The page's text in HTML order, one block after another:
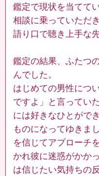
鑑定で現状を当てて
相談に乗っていただ
語り口で聴き上手な
鑑定の結果、ふたつ
んでした。
はじめての男性につ
ですよ」と言ってい
には好きなひとがで
ものになってゆきま
を信じてアプローチ
かれ彼に迷惑がかか
は信じたい気持ちの